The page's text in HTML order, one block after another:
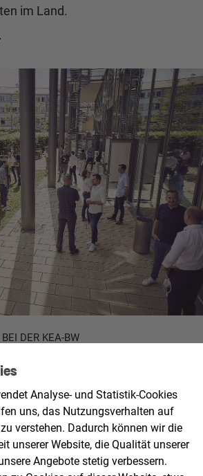
im Land.
DER KEA-BW
Klimaschutz in Baden-
mit!
sinnstiftende Aufgabe, in der
der Klimakrise
Wir brennen für dieses
Analyse- und Statistik-Cookies
uns, das Nutzungsverhalten auf
verstehen. Dadurch können wir die
unserer Website, die Qualität unserer
Angebote stetig verbessern.